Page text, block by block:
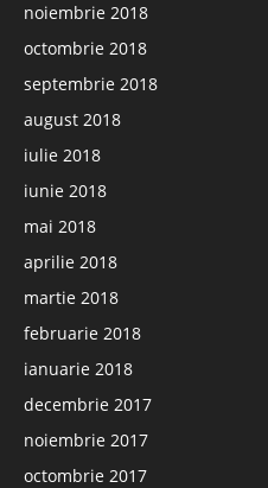
noiembrie 2018
octombrie 2018
septembrie 2018
august 2018
iulie 2018
iunie 2018
mai 2018
aprilie 2018
martie 2018
februarie 2018
ianuarie 2018
decembrie 2017
noiembrie 2017
octombrie 2017